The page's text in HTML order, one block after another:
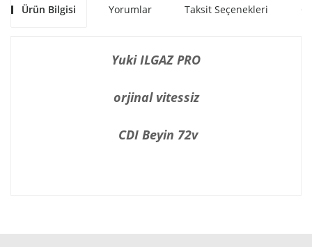
Ürün Bilgisi Yorumlar Taksit Seçenekleri
Yuki ILGAZ PRO
orjinal vitessiz
CDI Beyin 72v